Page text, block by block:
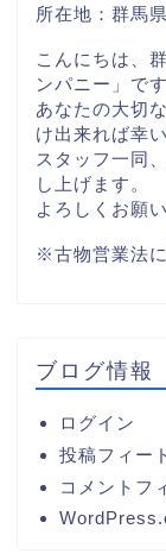
所在地：群馬県
こんにちは、
ンパニー」です
あなたの大切
け出来れば幸い
スタッフ一同
し上げます。
よろしくお願
※古物営業法
ブログ情報
ログイン
投稿フィー
コメントフ